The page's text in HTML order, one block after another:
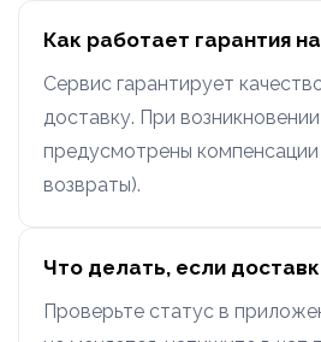
Как работает гарантия
Сервис гарантирует
доставку. При
предусмотрены
возвраты).
Что делать, если
Проверьте статус в